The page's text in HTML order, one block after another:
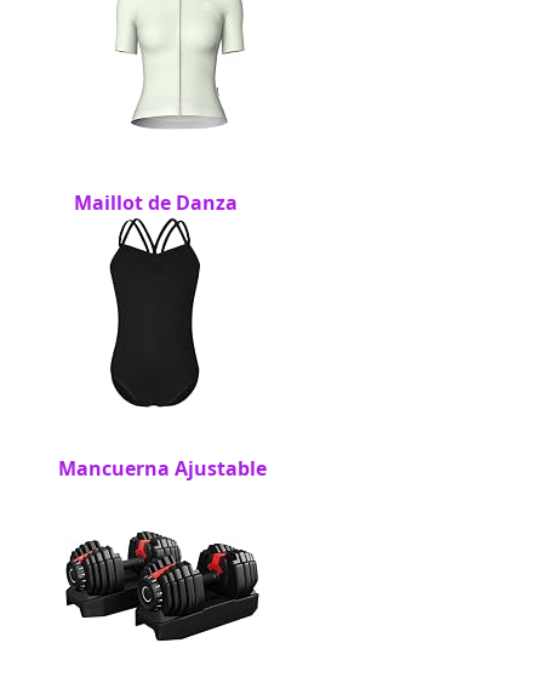
Maillot de Danza
Mancuerna Ajustable